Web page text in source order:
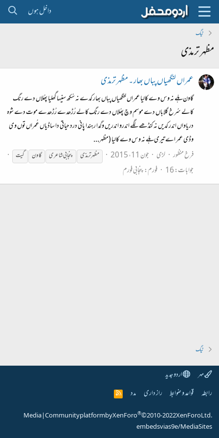
داخل ہوں
ٹیگ
مظہر ترمذی
عمراں لنگھیاں پباں بھار ۔ مظہر ترمذی
گاون ہلے نہ وس وے کالیا عمراں لنگھیاں پباں بھار کدے نہ سُکھ سنیہا گھلیا پھُلاں دے رنگ
کالے سُرخ گلاباں دے موسم وچ پھُلاں دے رنگ کالے رُڑھدے رُڑھدے موت دے شوہ
دریاواں اندر کدیں نہ کنڈھے لگے اندرو اندریں وگدا رہندا پانی درد حیاتی دا ساڈیاں عُمراں توں وی
وڈی عمر اے تیری ہلے نہ وس وے کالیا (مظہر...
فرخ منظور لڑی جون 11، 2015 مظہرترمذی پنجابی شاعری گاون گیت
جوابات: 16 فورم:پنجابی فورم
ٹیگ
مہر
اردو جدید
رابطہ قواعد و ضوابط راز داری مدد
R
S
Community platform by XenForo®© 2010-2022 XenForo Ltd.
|
Media
embeds via s9e/MediaSites